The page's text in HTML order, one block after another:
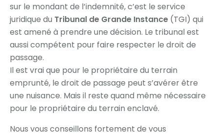
sur le mondant de l’indemnité, c’est le service
juridique du Tribunal de Grande Instance (TGI) qui
est amené à prendre une décision. Le tribunal est
aussi compétent pour faire respecter le droit de
passage.
Il est vrai que pour le propriétaire du terrain
emprunté, le droit de passage peut s’avérer être
une nuisance. Mais il reste quand même nécessaire
pour le propriétaire du terrain enclavé.
Nous vous conseillons fortement de vous